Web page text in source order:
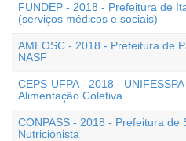
FUNDEP - 2018 - Prefeitura de
(serviços médicos e sociais)
AMEOSC - 2018 - Prefeitura de
NASF
CEPS-UFPA - 2018 -
Alimentação Coletiva
CONPASS - 2018 - Prefeitura de
Nutricionista